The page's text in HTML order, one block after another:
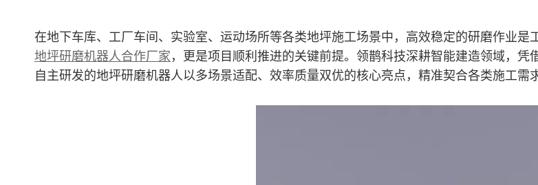
在地下车库、工厂车间、实验室、运动场所等各类地坪施工场景中，高效稳定的研磨作业
地坪研磨机器人合作厂家，更是项目顺利推进的关键前提。领鹊科技深耕智能建造领域，
自主研发的地坪研磨机器人以多场景适配、效率质量双优的核心亮点，精准契合各类施工需